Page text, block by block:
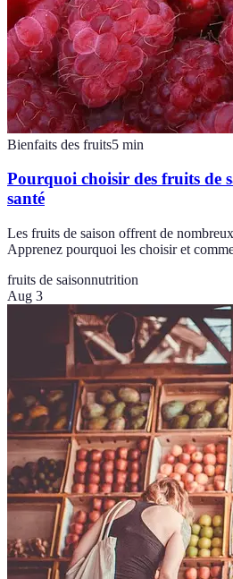
Bienfaits des fruits5 min
Pourquoi choisir des fruits de
santé
Les fruits de saison offrent de
Apprenez pourquoi les choisir et
fruits de saisonnutrition
Aug 3